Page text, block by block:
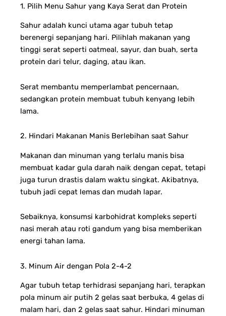
1. Pilih Menu Sahur yang Kaya Serat dan Protein
Sahur adalah kunci utama agar tubuh tetap
berenergi sepanjang hari. Pilihlah makanan yang
tinggi serat seperti oatmeal, sayur, dan buah, serta
protein dari telur, daging, atau ikan.
Serat membantu memperlambat pencernaan,
sedangkan protein membuat tubuh kenyang lebih
lama.
2. Hindari Makanan Manis Berlebihan saat Sahur
Makanan dan minuman yang terlalu manis bisa
membuat kadar gula darah naik dengan cepat, tetapi
juga turun drastis dalam waktu singkat. Akibatnya,
tubuh jadi cepat lemas dan mudah lapar.
Sebaiknya, konsumsi karbohidrat kompleks seperti
nasi merah atau roti gandum yang bisa memberikan
energi tahan lama.
3. Minum Air dengan Pola 2-4-2
Agar tubuh tetap terhidrasi sepanjang hari, terapkan
pola minum air putih 2 gelas saat berbuka, 4 gelas di
malam hari, dan 2 gelas saat sahur. Hindari minuman